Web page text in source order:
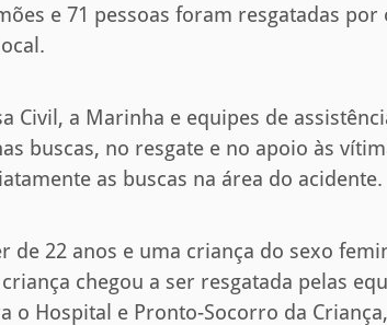
e 71 pessoas foram resgatadas por
Civil, a Marinha e equipes de
buscas, no resgate e no apoio às
as buscas na área do acidente.
de 22 anos e uma criança do sexo
chegou a ser resgatada pelas
o Hospital e Pronto-Socorro da